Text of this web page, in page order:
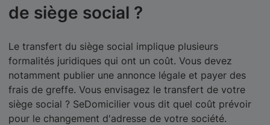
de siège social ?
Le transfert du siège social implique plusieurs
formalités juridiques qui ont un coût. Vous devez
notamment publier une annonce légale et payer des
frais de greffe. Vous envisagez le transfert de votre
siège social ? SeDomicilier vous dit quel coût prévoir
pour le changement d'adresse de votre société.